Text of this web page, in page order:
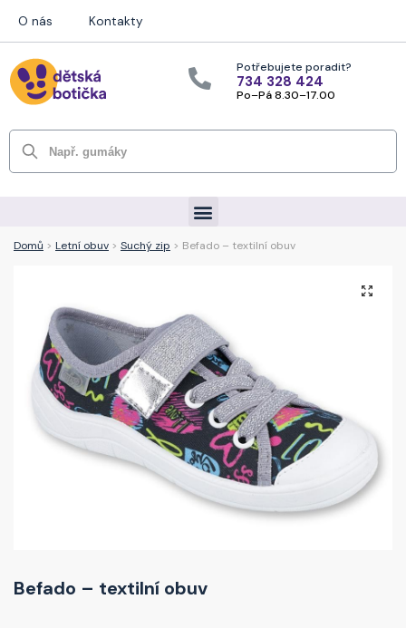
O nás Kontakty
Potřebujete poradit?
734 328 424
Po–Pá 8.30–17.00
Hledat
Domů > Letní obuv > Suchý zip > Befado – textilní obuv
🔍
Befado – textilní obuv